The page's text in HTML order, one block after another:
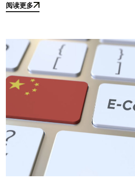
阅读更多
阅读更多